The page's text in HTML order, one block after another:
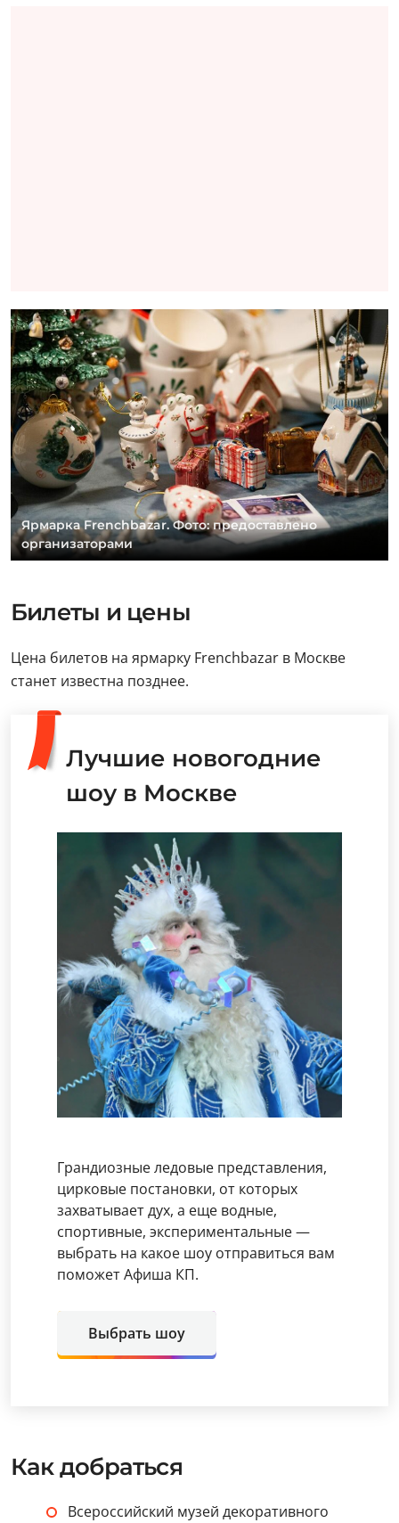
Ярмарка Frenchbazar. Фото: предоставлено
организаторами
Билеты и цены
Цена билетов на ярмарку Frenchbazar в Москве
станет известна позднее.
Лучшие новогодние
шоу в Москве
Грандиозные ледовые представления,
цирковые постановки, от которых
захватывает дух, а еще водные,
спортивные, экспериментальные —
выбрать на какое шоу отправиться вам
поможет Афиша КП.
Выбрать шоу
Как добраться
Всероссийский музей декоративного